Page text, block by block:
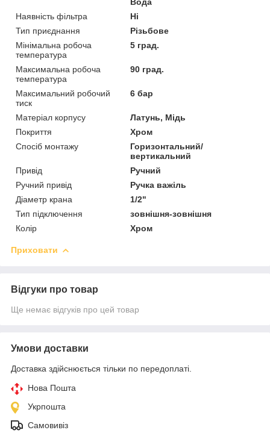
Наявність фільтра
Ні
Тип приєднання
Різьбове
Мінімальна робоча
температура
5 град.
Максимальна робоча
температура
90 град.
Максимальний робочий
тиск
6 бар
Матеріал корпусу
Латунь, Мідь
Покриття
Хром
Спосіб монтажу
Горизонтальний/
вертикальний
Привід
Ручний
Ручний привід
Ручка важіль
Діаметр крана
1/2"
Тип підключення
зовнішня-зовнішня
Колір
Хром
Приховати
Відгуки про товар
Ще немає відгуків про цей товар
Умови доставки
Доставка здійснюється тільки по передоплаті.
Нова Пошта
Укрпошта
Самовивіз